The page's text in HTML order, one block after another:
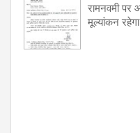
रामनवमी पर
मूल्यांकन